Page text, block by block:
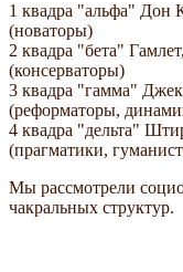
1 квадра "альфа" Дон
(новаторы)
2 квадра "бета"
(консерваторы)
3 квадра "гамма"
(реформаторы,
4 квадра "дельта"
(прагматики,
Мы рассмотрели
чакральных структур.